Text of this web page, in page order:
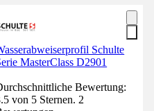
Schulte
MasterClass D2901
Bewertung:
von 5 Sternen. 2